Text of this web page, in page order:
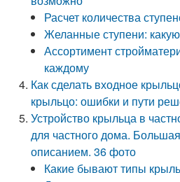
Расчет количества
Желанные ступени:
Ассортимент
каждому
Как сделать входное
крыльцо: ошибки и пути
Устройство крыльца в
для частного дома.
описанием. 36 фото
Какие бывают типы